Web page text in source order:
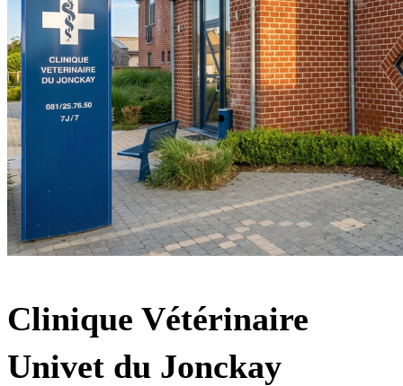
Clinique Vétérinaire
Univet du Jonckay